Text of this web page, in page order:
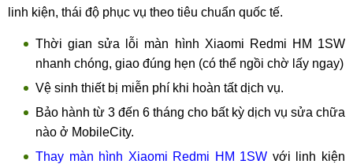
linh kiện, thái độ phục vụ theo tiêu chuẩn quốc tế.
Thời gian sửa lỗi màn hình Xiaomi Redmi HM 1SW
nhanh chóng, giao đúng hẹn (có thể ngồi chờ lấy ngay)
Vệ sinh thiết bị miễn phí khi hoàn tất dịch vụ.
Bảo hành từ 3 đến 6 tháng cho bất kỳ dịch vụ sửa chữa
nào ở MobileCity.
Thay màn hình Xiaomi Redmi HM 1SW với linh kiện